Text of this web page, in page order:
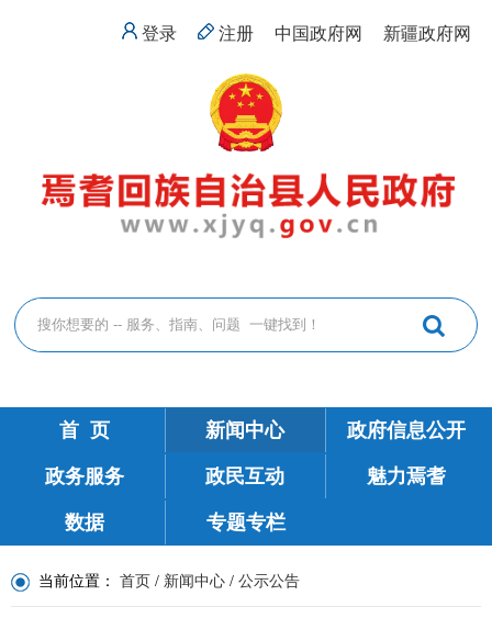
登录 注册 中国政府网 新疆政府网
首 页 新闻中心 政府信息公开
政务服务 政民互动 魅力焉耆
数据 专题专栏
当前位置： 首页 / 新闻中心 / 公示公告